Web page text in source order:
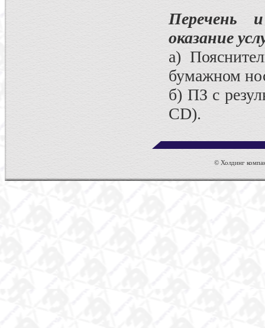
Перечень
оказание
а)
бумажном
б) ПЗ с
CD).
© Холдинг